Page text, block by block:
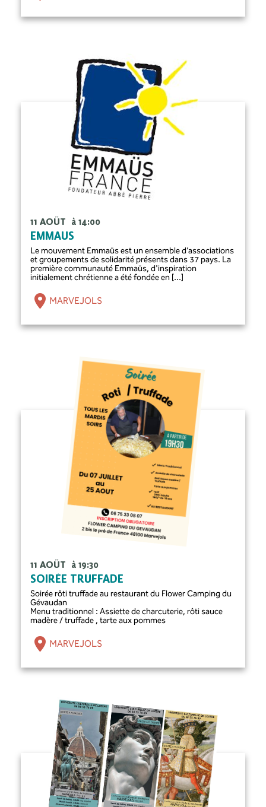
11 AOÛT à 14:00
EMMAUS
Le mouvement Emmaüs est un ensemble d’associations
et groupements de solidarité présents dans 37 pays. La
première communauté Emmaüs, d'inspiration
initialement chrétienne a été fondée en [...]
MARVEJOLS
11 AOÛT à 19:30
SOIRÉE TRUFFADE
Soirée rôti truffade au restaurant du Flower Camping du
Gévaudan
Menu traditionnel : Assiette de charcuterie, rôti sauce
madère / truffade , tarte aux pommes
MARVEJOLS